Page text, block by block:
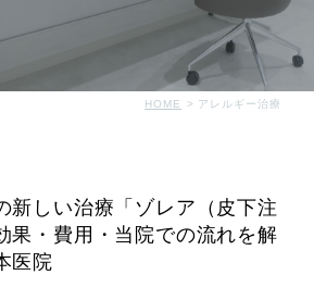
HOME アレルギー治療
新しい治療「ゾレア（皮下注
果・費用・当院での流れを解
医院